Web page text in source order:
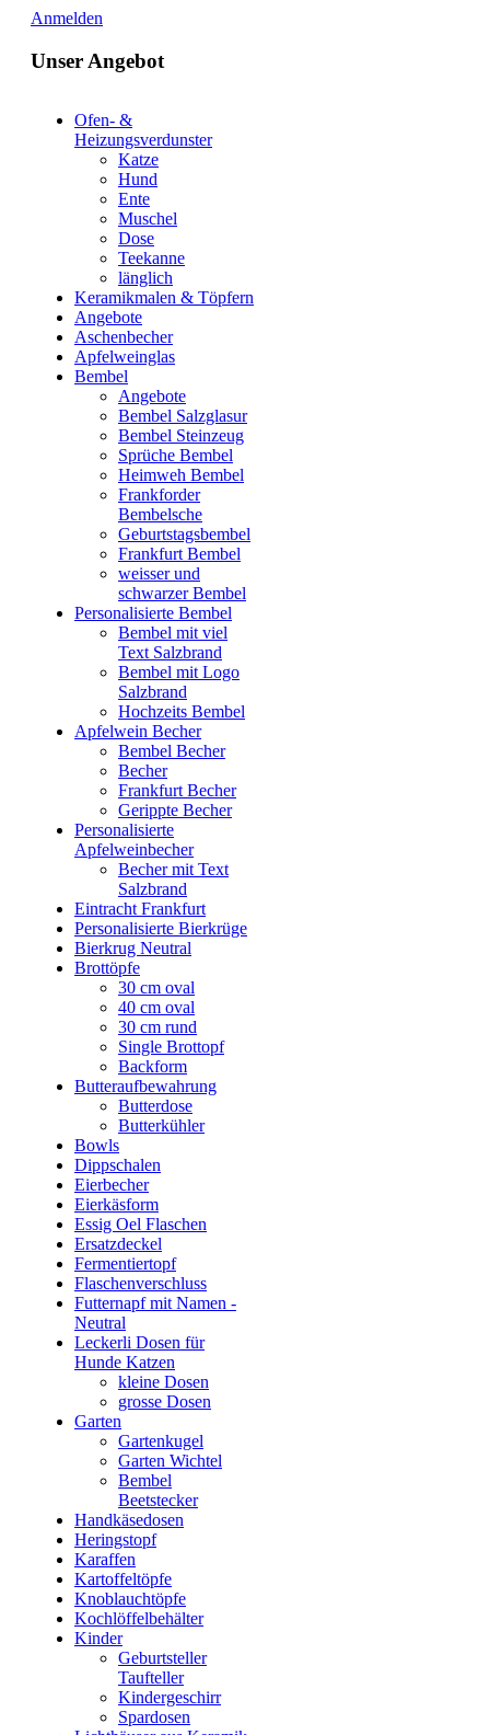
Anmelden
Unser Angebot
Ofen- &
Heizungsverdunster
Katze
Hund
Ente
Muschel
Dose
Teekanne
länglich
Keramikmalen & Töpfern
Angebote
Aschenbecher
Apfelweinglas
Bembel
Angebote
Bembel Salzglasur
Bembel Steinzeug
Sprüche Bembel
Heimweh Bembel
Frankforder
Bembelsche
Geburtstagsbembel
Frankfurt Bembel
weisser und
schwarzer Bembel
Personalisierte Bembel
Bembel mit viel
Text Salzbrand
Bembel mit Logo
Salzbrand
Hochzeits Bembel
Apfelwein Becher
Bembel Becher
Becher
Frankfurt Becher
Gerippte Becher
Personalisierte
Apfelweinbecher
Becher mit Text
Salzbrand
Eintracht Frankfurt
Personalisierte Bierkrüge
Bierkrug Neutral
Brottöpfe
30 cm oval
40 cm oval
30 cm rund
Single Brottopf
Backform
Butteraufbewahrung
Butterdose
Butterkühler
Bowls
Dippschalen
Eierbecher
Eierkäsform
Essig Oel Flaschen
Ersatzdeckel
Fermentiertopf
Flaschenverschluss
Futternapf mit Namen -
Neutral
Leckerli Dosen für
Hunde Katzen
kleine Dosen
grosse Dosen
Garten
Gartenkugel
Garten Wichtel
Bembel
Beetstecker
Handkäsedosen
Heringstopf
Karaffen
Kartoffeltöpfe
Knoblauchtöpfe
Kochlöffelbehälter
Kinder
Geburtsteller
Taufteller
Kindergeschirr
Spardosen